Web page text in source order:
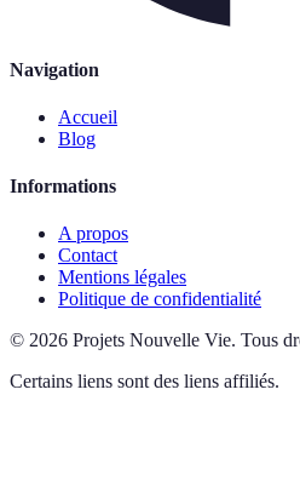
Navigation
Accueil
Blog
Informations
A propos
Contact
Mentions légales
Politique de confidentialité
© 2026 Projets Nouvelle Vie. Tous
Certains liens sont des liens affiliés.